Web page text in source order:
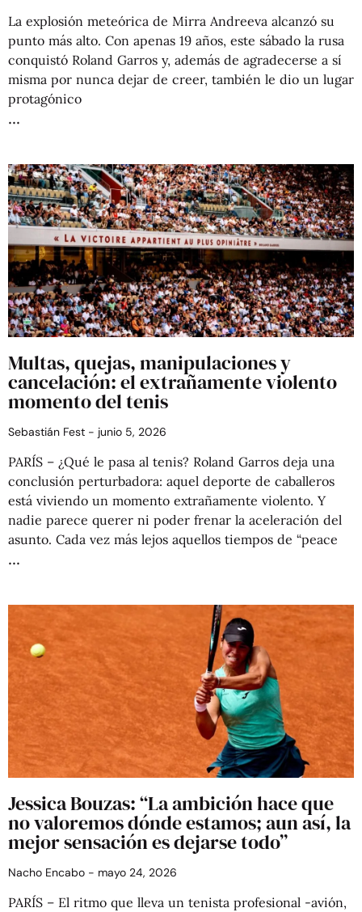
La explosión meteórica de Mirra Andreeva alcanzó su
punto más alto. Con apenas 19 años, este sábado la rusa
conquistó Roland Garros y, además de agradecerse a sí
misma por nunca dejar de creer, también le dio un lugar
protagónico
Multas, quejas, manipulaciones y
cancelación: el extrañamente violento
momento del tenis
Sebastián Fest junio 5, 2026
PARÍS – ¿Qué le pasa al tenis? Roland Garros deja una
conclusión perturbadora: aquel deporte de caballeros
está viviendo un momento extrañamente violento. Y
nadie parece querer ni poder frenar la aceleración del
asunto. Cada vez más lejos aquellos tiempos de “peace
Jessica Bouzas: “La ambición hace que
no valoremos dónde estamos; aun así, la
mejor sensación es dejarse todo”
Nacho Encabo mayo 24, 2026
PARÍS – El ritmo que lleva un tenista profesional -avión,